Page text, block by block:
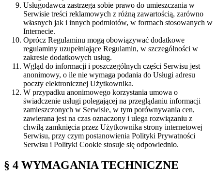
Usługodawca zastrzega sobie prawo do umieszczania w
Serwisie treści reklamowych z różną zawartością, zarówno
własnych jak i innych podmiotów, w formach stosowanych w
Internecie.
Oprócz Regulaminu mogą obowiązywać dodatkowe
regulaminy uzupełniające Regulamin, w szczególności w
zakresie dodatkowych usług.
Wgląd do informacji i poszczególnych części Serwisu jest
anonimowy, o ile nie wymaga podania do Usługi adresu
poczty elektronicznej Użytkownika.
W przypadku anonimowego korzystania umowa o
świadczenie usługi polegającej na przeglądaniu informacji
zamieszczonych w Serwisie, w tym porównywania cen,
zawierana jest na czas oznaczony i ulega rozwiązaniu z
chwilą zamknięcia przez Użytkownika strony internetowej
Serwisu, przy czym postanowienia Polityki Prywatności
Serwisu i Polityki Cookie stosuje się odpowiednio.
§ 4 WYMAGANIA TECHNICZNE